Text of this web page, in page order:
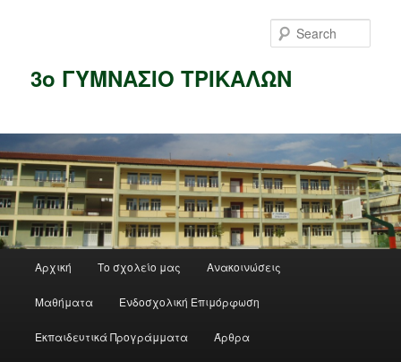
3ο ΓΥΜΝΑΣΙΟ ΤΡΙΚΑΛΩΝ
Αρχική Το σχολείο μας Ανακοινώσεις
Μαθήματα Ενδοσχολική Επιμόρφωση
Εκπαιδευτικά Προγράμματα Άρθρα